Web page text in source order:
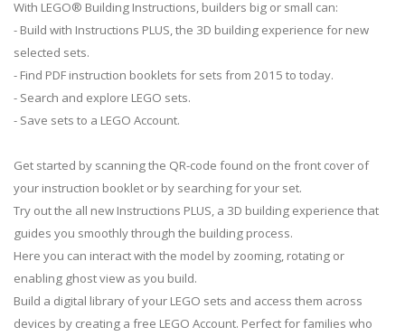
With LEGO® Building Instructions, builders big or small can:
- Build with Instructions PLUS, the 3D building experience for new
selected sets.
- Find PDF instruction booklets for sets from 2015 to today.
- Search and explore LEGO sets.
- Save sets to a LEGO Account.
Get started by scanning the QR-code found on the front cover of
your instruction booklet or by searching for your set.
Try out the all new Instructions PLUS, a 3D building experience that
guides you smoothly through the building process.
Here you can interact with the model by zooming, rotating or
enabling ghost view as you build.
Build a digital library of your LEGO sets and access them across
devices by creating a free LEGO Account. Perfect for families who